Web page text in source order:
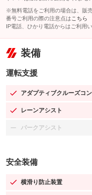
※無料電話をご利用の場合は、販
番号ご利用の際の注意点は こちら
IP電話、ひかり電話からはご利用
装備
運転支援
アダプティブクルーズコ
：装備あり
レーンアシスト
：装備あり
パークアシスト
：装備なし
安全装備
横滑り防止装置
：装備あり